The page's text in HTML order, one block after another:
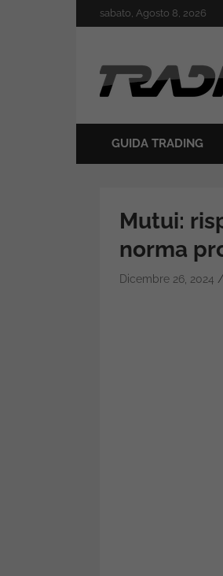
to
sabato, Agosto 8, 2026
GUIDA TRADING
Mutui:
norma
Dicembre 26, 2024